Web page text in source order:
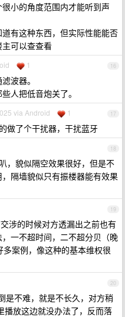
小的角度范围内才能听到声
有这种东西，但实际性能能否
可以查查看
16
1
波器。
人把低音炮关了。
17
via Android 1
做了个干扰器，干扰蓝牙
18
，貌似隔空效果很好，但是不
隔墙貌似只有振楼器能有效果
19
涉的时候对方透漏出之前也有
一不超时间，二不超分贝（晚
案例，像这种的基本维权很
20
是不难，就是不长久，对方稍
播放这边就没办法了，反而落